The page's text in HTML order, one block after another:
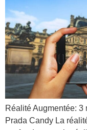
Réalité Augmentée: 3
Prada Candy La